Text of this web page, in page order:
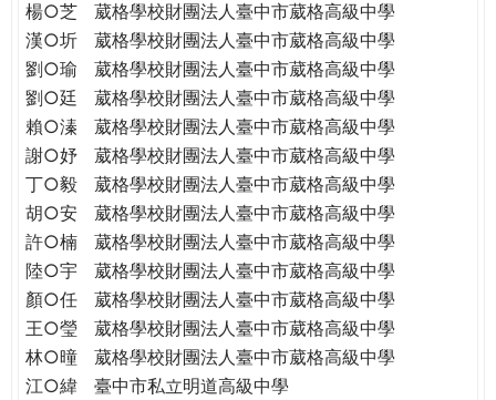
楊○芝
葳格學校財團法人臺中市葳格高級中學
漢○圻
葳格學校財團法人臺中市葳格高級中學
劉○瑜
葳格學校財團法人臺中市葳格高級中學
劉○廷
葳格學校財團法人臺中市葳格高級中學
賴○溱
葳格學校財團法人臺中市葳格高級中學
謝○妤
葳格學校財團法人臺中市葳格高級中學
丁○毅
葳格學校財團法人臺中市葳格高級中學
胡○安
葳格學校財團法人臺中市葳格高級中學
許○楠
葳格學校財團法人臺中市葳格高級中學
陸○宇
葳格學校財團法人臺中市葳格高級中學
顏○任
葳格學校財團法人臺中市葳格高級中學
王○瑩
葳格學校財團法人臺中市葳格高級中學
林○曈
葳格學校財團法人臺中市葳格高級中學
江○緯
臺中市私立明道高級中學